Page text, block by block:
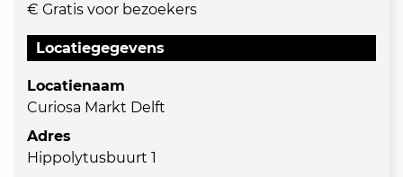
€ Gratis voor bezoekers
Locatiegegevens
Locatienaam
Curiosa Markt Delft
Adres
Hippolytusbuurt 1